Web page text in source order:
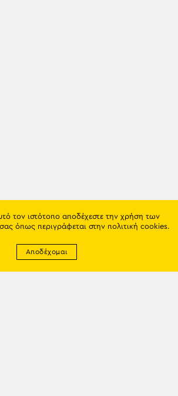
τον ιστότοπο αποδέχεστε την χρήση των
όπως περιγράφεται στην πολιτική cookies.
Αποδέχομαι